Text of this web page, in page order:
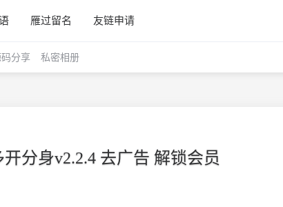
雁过留名 友链申请
码分享 私密相册
分身v2.2.4 去广告 解锁会员